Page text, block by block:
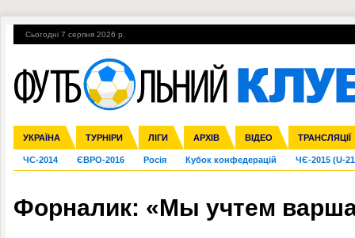
Сьогодні 7 серпня 2026 р.
УКРАЇНА ТУРНІРИ ЛІГИ АРХІВ ВІДЕО ТРАНСЛЯЦІЇ
Збірна Прем'єр-ліга Перша ліга Друга ліга Кубок України
Ліга чемпіонів Ліга Європи Міжнародні Ліга націй Ліга
Англія Іспанія Італія Німеччина Франція Інші
ЧС-2014 ЄВРО-2016 Росія Кубок конфедерацій ЧЄ-2015 (U-
Гарячі теми УПЛ, 1-й тур ВІЙНА УПЛ-ПЕРЕХОДИ
Форналик: «Мы учтем